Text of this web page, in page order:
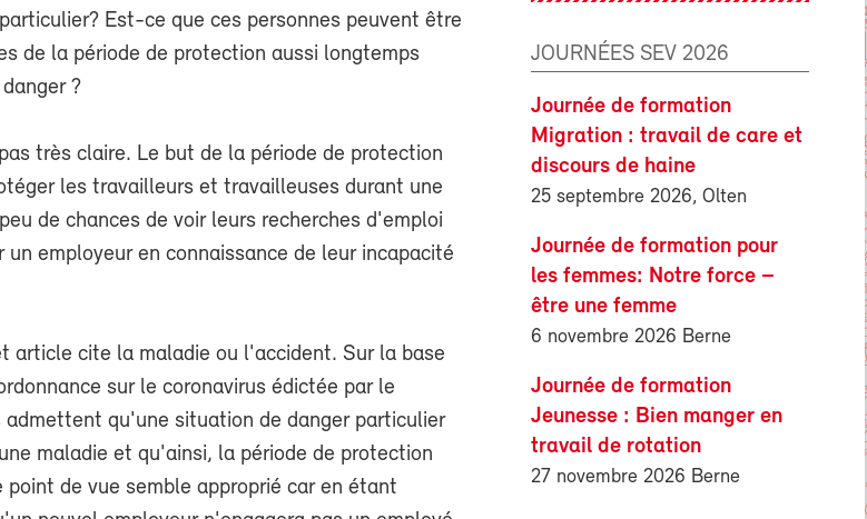
Est-ce que ces personnes peuvent être
de la période de protection aussi longtemps
?
très claire. Le but de la période de protection
les travailleurs et travailleuses durant une
de chances de voir leurs recherches d'emploi
employeur en connaissance de leur incapacité
article cite la maladie ou l'accident. Sur la base
sur le coronavirus édictée par le
admettent qu'une situation de danger particulier
maladie et qu'ainsi, la période de protection
de vue semble approprié car en étant
JOURNÉES SEV 2026
Journée de formation
Migration : travail de care et
discours de haine
25 septembre 2026, Olten
Journée de formation pour
les femmes: Notre force –
être une femme
6 novembre 2026 Berne
Journée de formation
Jeunesse : Bien manger en
travail de rotation
27 novembre 2026 Berne